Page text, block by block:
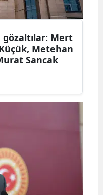
gözaltılar: Mert
Metehan
Sancak